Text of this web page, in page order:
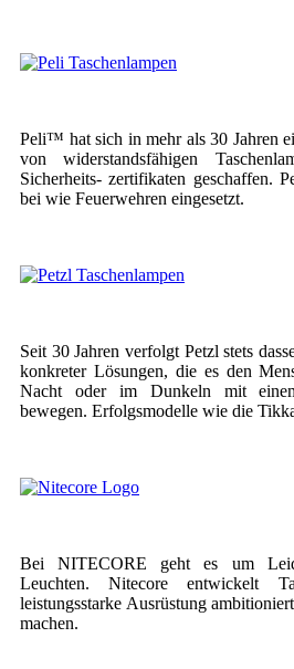
Peli™ hat sich in mehr als 30 Jahren
von widerstandsfähigen
Sicherheits- zertifikaten geschaffen.
bei wie Feuerwehren eingesetzt.
Seit 30 Jahren verfolgt Petzl stets
konkreter Lösungen, die es den
Nacht oder im Dunkeln mit
bewegen. Erfolgsmodelle wie die
Bei NITECORE geht es um
Leuchten. Nitecore entwickelt
leistungsstarke Ausrüstung
machen.